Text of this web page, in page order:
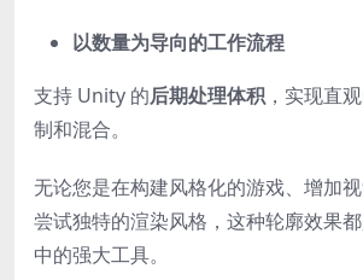
以数量为导向的工作流程
支持 Unity 的后期处理体积 ，实现直
制和混合。
无论您是在构建风格化的游戏、增加
尝试独特的渲染风格，这种轮廓效果
中的强大工具。